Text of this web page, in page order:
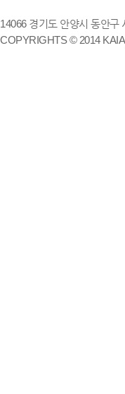
14066 경기도 안양시 동안
COPYRIGHTS © 2014